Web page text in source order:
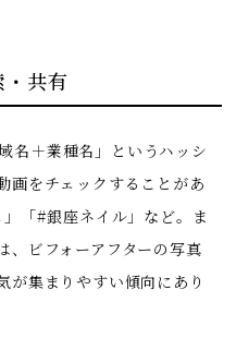
・共有
＋業種名」というハッシ
画をチェックすることがあ
「#銀座ネイル」など。ま
、ビフォーアフターの写真
が集まりやすい傾向にあり